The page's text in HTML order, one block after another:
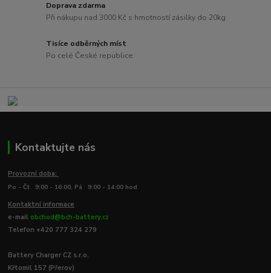
Doprava zdarma
Při nákupu nad 3000 Kč s hmotností zásilky do 20kg
Tisíce odběrných míst
Po celé České republice
Kontaktujte nás
Provozní doba:
Po - Čt 9:00 - 16:00, Pá 9:00 - 14:00 hod
Kontaktní informace
e-mail obchod@bch-battery.cz
Telefon +420 777 324 279
Battery Charger CZ s.r.o.
Křtomil 157 (Přerov)